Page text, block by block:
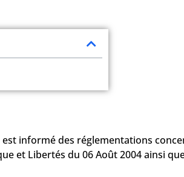
est informé des réglementations
et Libertés du 06 Août 2004 ainsi